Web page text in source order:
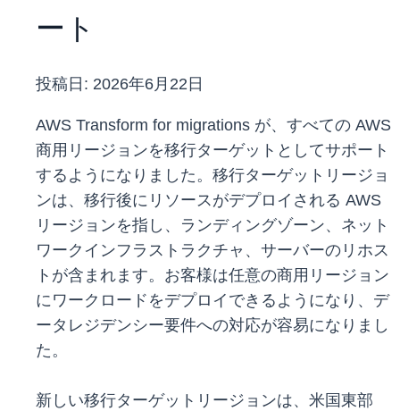
ート
投稿日: 2026年6月22日
AWS Transform for migrations が、すべての AWS
商用リージョンを移行ターゲットとしてサポート
するようになりました。移行ターゲットリージョ
ンは、移行後にリソースがデプロイされる AWS
リージョンを指し、ランディングゾーン、ネット
ワークインフラストラクチャ、サーバーのリホス
トが含まれます。お客様は任意の商用リージョン
にワークロードをデプロイできるようになり、デ
ータレジデンシー要件への対応が容易になりまし
た。
新しい移行ターゲットリージョンは、米国東部